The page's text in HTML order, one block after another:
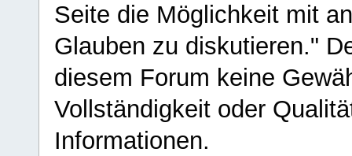
Seite die Möglichkeit mit
Glauben zu diskutieren."
diesem Forum keine
Vollständigkeit oder
Informationen.